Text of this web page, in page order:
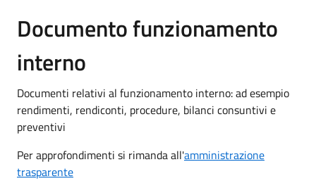
Documento funzionamento
interno
Documenti relativi al funzionamento interno: ad esempio
rendimenti, rendiconti, procedure, bilanci consuntivi e
preventivi
Per approfondimenti si rimanda all'amministrazione
trasparente